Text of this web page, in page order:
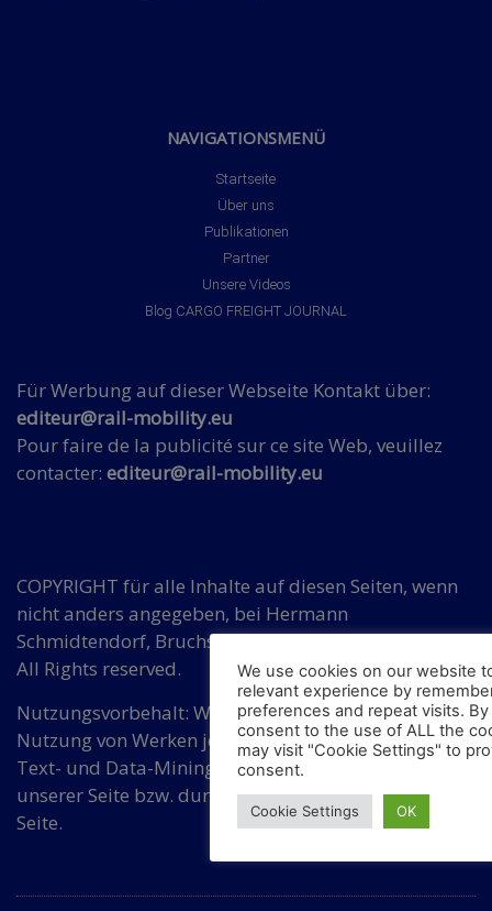
NAVIGATIONSMENÜ
Startseite
Über uns
Publikationen
Partner
Unsere Videos
Blog CARGO FREIGHT JOURNAL
Für Werbung auf dieser Webseite Kontakt über:
editeur@rail-mobility.eu
Pour faire de la publicité sur ce site Web, veuillez
contacter: editeur@rail-mobility.eu
COPYRIGHT für alle Inhalte auf diesen Seiten, wenn
nicht anders angegeben, bei Hermann
Schmidtendorf, Bruchsaler Str. 3, DE 10715 Berlin.
All Rights reserved.
Nutzungsvorbehalt: Wir widersprechen einer
Nutzung von Werken jeder Art auf dieser Seite für
Text- und Data-Mining ohne Zustimmung von
unserer Seite bzw. durch eine dafür bevollmächtigte
Seite.
We use cookies on our website
relevant experience by
preferences and repeat visits. By
consent to the use of ALL the
may visit "Cookie Settings" to
consent.
Cookie Settings OK